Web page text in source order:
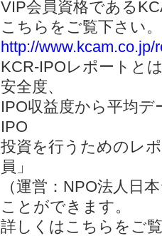
VIP会員資格である
こちらをご覧下さい。
http://www.kcam.co.jp/
KCR-IPOレポートと
安全度、
IPO収益度から平均
IPO
投資を行うためのレ
員」
（運営：NPO法人日
ことができます。
詳しくはこちらをご